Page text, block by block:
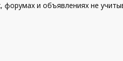
форумах и объявлениях не